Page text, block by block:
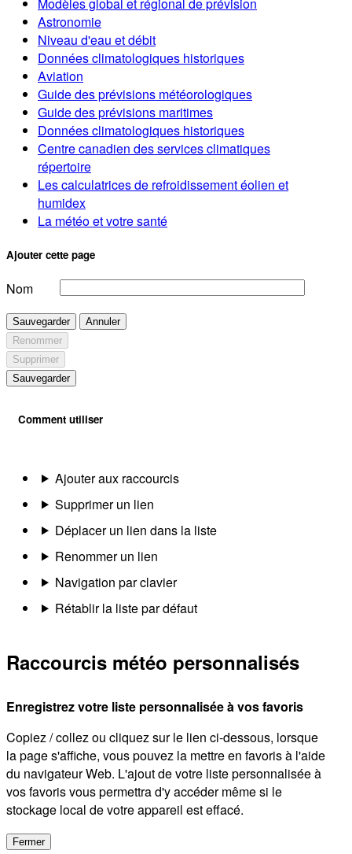
Astronomie
Niveau d'eau et débit
Données climatologiques historiques
Aviation
Guide des prévisions météorologiques
Guide des prévisions maritimes
Données climatologiques historiques
Centre canadien des services climatiques
répertoire
Les calculatrices de refroidissement éolien et
humidex
La météo et votre santé
Ajouter cette page
Nom
Sauvegarder
Annuler
Renommer
Supprimer
Sauvegarder
Comment utiliser
Ajouter aux raccourcis
Supprimer un lien
Déplacer un lien dans la liste
Renommer un lien
Navigation par clavier
Rétablir la liste par défaut
Raccourcis météo personnalisés
Enregistrez votre liste personnalisée à vos favoris
Copiez / collez ou cliquez sur le lien ci-dessous, lorsque
la page s'affiche, vous pouvez la mettre en favoris à l'aide
du navigateur Web. L'ajout de votre liste personnalisée à
vos favoris vous permettra d'y accéder même si le
stockage local de votre appareil est effacé.
Fermer